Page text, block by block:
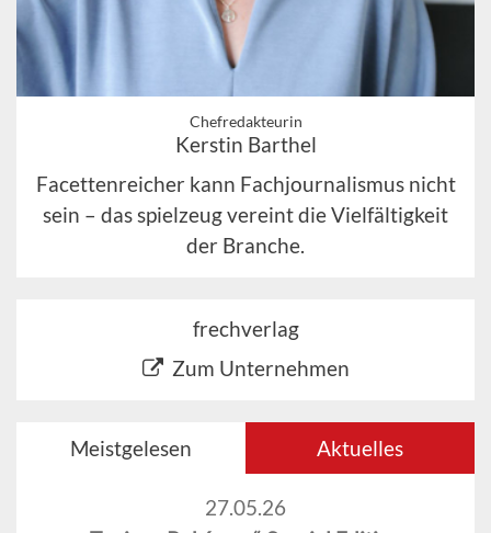
Chefredakteurin
Kerstin Barthel
Facettenreicher kann Fachjournalismus nicht
sein – das spielzeug vereint die Vielfältigkeit
der Branche.
frechverlag
Zum Unternehmen
Meistgelesen Aktuelles
27.05.26